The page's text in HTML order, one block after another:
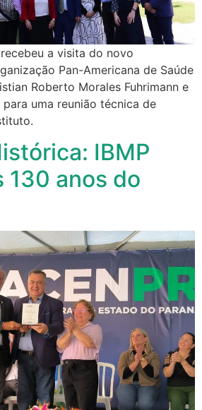
a visita do novo
Pan-Americana de Saúde
Roberto Morales Fuhrimann e
uma reunião técnica de
IBMP
130 anos do